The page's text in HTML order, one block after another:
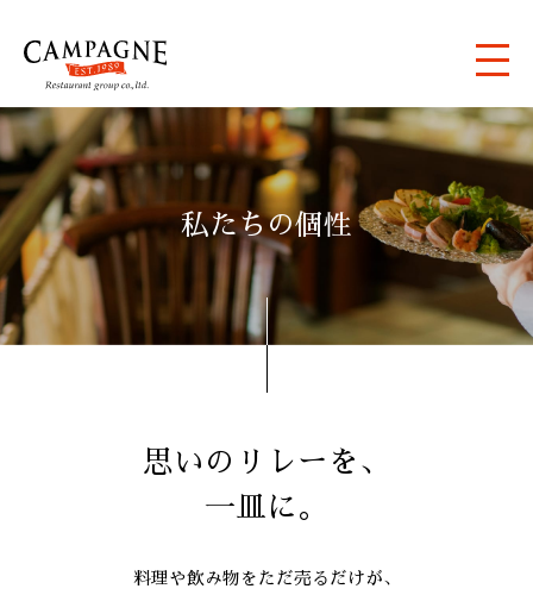
私たちの個性
思いのリレーを、
一皿に。
料理や飲み物をただ売るだけが、